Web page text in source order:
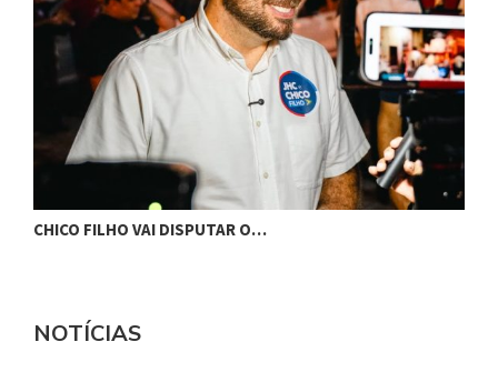
CHICO FILHO VAI DISPUTAR O…
NOTÍCIAS